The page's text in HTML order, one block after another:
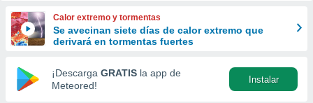
y
forma
digital
basada
Calor extremo y tormentas
Se avecinan siete días de calor extremo que
derivará en tormentas fuertes
¡Descarga GRATIS la app de
Meteored!
Instalar